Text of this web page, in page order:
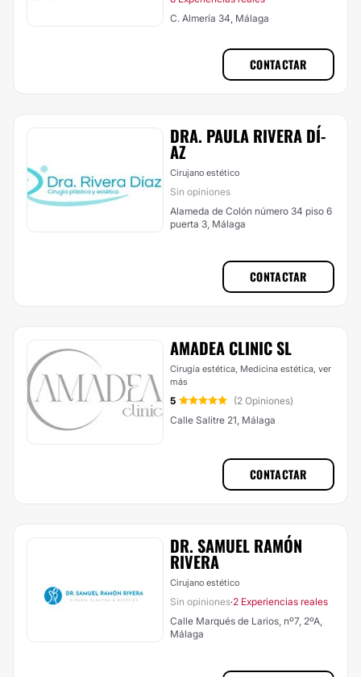
C. Almería 34, Málaga
CONTACTAR
DRA. PAULA RIVERA DÍ­
AZ
Cirujano estético
Sin opiniones
Alameda de Colón número 34 piso 6
puerta 3, Málaga
CONTACTAR
AMADEA CLINIC SL
Cirugía estética, Medicina estética, ver
más
5
(2 Opiniones)
Calle Salitre 21, Málaga
CONTACTAR
DR. SAMUEL RAMÓN
RIVERA
Cirujano estético
Sin opiniones·2 Experiencias reales
Calle Marqués de Larios, nº7, 2ºA,
Málaga